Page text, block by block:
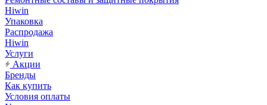
Hiwin
Упаковка
Распродажа
Hiwin
Услуги
Акции
Бренды
Как купить
Условия оплаты